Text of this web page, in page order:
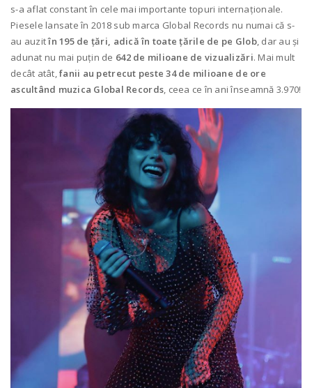
s-a aflat constant în cele mai importante topuri internaționale.
Piesele lansate în 2018 sub marca Global Records nu numai că s-
au auzitîn 195 de țări, adică în toate țările de pe Glob, dar au și
adunat nu mai puțin de 642 de milioane de vizualizări. Mai mult
decât atât,fanii au petrecut peste 34 de milioane de ore
ascultând muzica Global Records, ceea ce în ani înseamnă 3.970!